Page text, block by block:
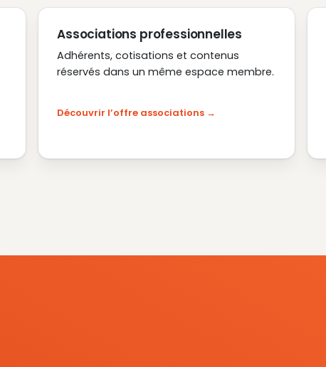
Associations professionnelles
Adhérents, cotisations et contenus
réservés dans un même espace membre.
Découvrir l’offre associations